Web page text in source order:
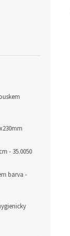
- 35.0050
barva -